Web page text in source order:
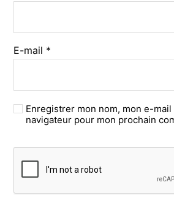
E-mail *
Enregistrer mon nom, mon e-
navigateur pour mon prochain